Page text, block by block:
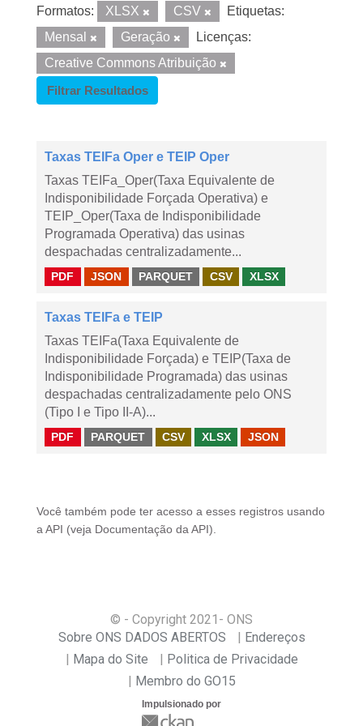
Formatos: XLSX CSV
Etiquetas:
Mensal
Geração
Licenças:
Creative Commons Atribuição
Filtrar Resultados
Taxas TEIFa Oper e TEIP Oper
Taxas TEIFa_Oper(Taxa Equivalente de
Indisponibilidade Forçada Operativa) e
TEIP_Oper(Taxa de Indisponibilidade
Programada Operativa) das usinas
despachadas centralizadamente...
PDF JSON PARQUET CSV XLSX
Taxas TEIFa e TEIP
Taxas TEIFa(Taxa Equivalente de
Indisponibilidade Forçada) e TEIP(Taxa de
Indisponibilidade Programada) das usinas
despachadas centralizadamente pelo ONS
(Tipo I e Tipo II-A)...
PDF PARQUET CSV XLSX JSON
Você também pode ter acesso a esses registros usando
a API (veja Documentação da API ).
© - Copyright 2021 - ONS
Sobre ONS DADOS ABERTOS
Endereços
Mapa do Site
Politica de Privacidade
Membro do GO15
Impulsionado por